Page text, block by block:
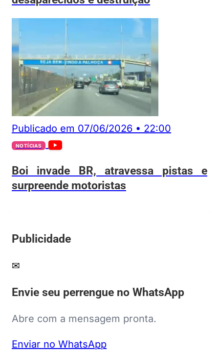
Publicado em 07/06/2026 • 22:00
NOTÍCIAS
Boi invade BR, atravessa pistas e
surpreende motoristas
Publicidade
✉
Envie seu perrengue no WhatsApp
Abre com a mensagem pronta.
Enviar no WhatsApp